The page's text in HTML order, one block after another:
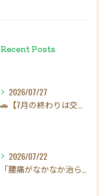
Recent Posts
2026/07/27
2026/07/22